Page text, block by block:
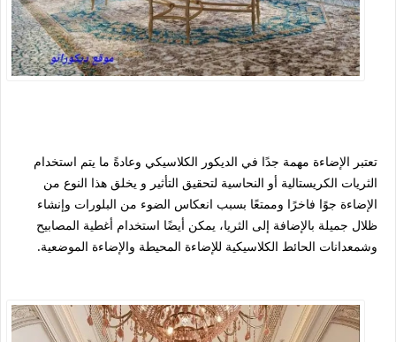
تعتبر الإضاءة مهمة جدًا في الديكور الكلاسيكي وعادةً ما يتم استخدام
الثريات الكريستالية أو النحاسية لتحقيق التأثير و يخلق هذا النوع من
الإضاءة جوًا فاخرًا وممتعًا بسبب انعكاس الضوء من البلورات وإنشاء
ظلال جميلة بالإضافة إلى الثريا، يمكن أيضًا استخدام أغطية المصابيح
وشمعدانات الحائط الكلاسيكية للإضاءة المحيطة والإضاءة الموضعية.